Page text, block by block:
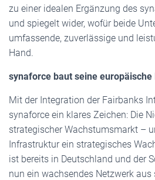
zu einer idealen Ergänzung des
und spiegelt wider, wofür beide
umfassende, zuverlässige und
Hand.
synaforce baut seine
Mit der Integration der Fairbanks
synaforce ein klares Zeichen: Die
strategischer Wachstumsmarkt –
Infrastruktur ein strategisches
ist bereits in Deutschland und der
nun ein wachsendes Netzwerk